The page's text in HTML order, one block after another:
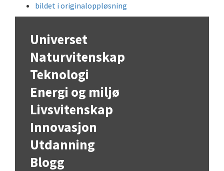
bildet i originaloppløsning
Universet
Naturvitenskap
Teknologi
Energi og miljø
Livsvitenskap
Innovasjon
Utdanning
Blogg